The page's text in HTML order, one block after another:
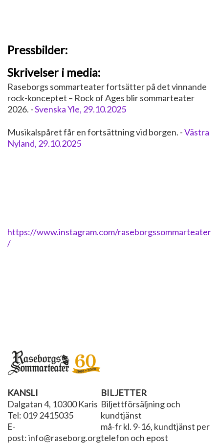
Pressbilder:
Skrivelser i media:
Raseborgs sommarteater fortsätter på det vinnande
rock-konceptet – Rock of Ages blir sommarteater
2026. -Svenska Yle, 29.10.2025
Musikalspåret får en fortsättning vid borgen. -Västra
Nyland, 29.10.2025
https://www.instagram.com/raseborgssommarteater
/
KANSLI
Dalgatan 4, 10300 Karis
Tel: 019 2415035
E-
post: info@raseborg.org
BILJETTER
Biljettförsäljning och
kundtjänst
må-fr kl. 9-16, kundtjänst per
telefon och epost